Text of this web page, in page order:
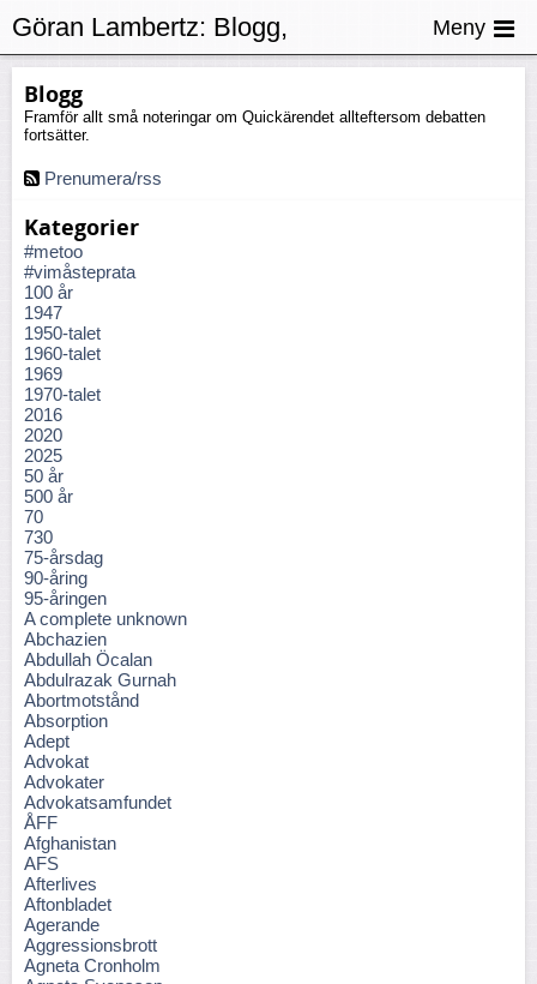
Blogg
Framför allt små noteringar om Quickärendet allteftersom debatten
fortsätter.
Prenumera/rss
Kategorier
#metoo
#vimåsteprata
100 år
1947
1950-talet
1960-talet
1969
1970-talet
2016
2020
2025
50 år
500 år
70
730
75-årsdag
90-åring
95-åringen
A complete unknown
Abchazien
Abdullah Öcalan
Abdulrazak Gurnah
Abortmotstånd
Absorption
Adept
Advokat
Advokater
Advokatsamfundet
ÅFF
Afghanistan
AFS
Afterlives
Aftonbladet
Agerande
Aggressionsbrott
Agneta Cronholm
Göran Lambertz: Blogg,
Fredagsgbetraktelser
Meny